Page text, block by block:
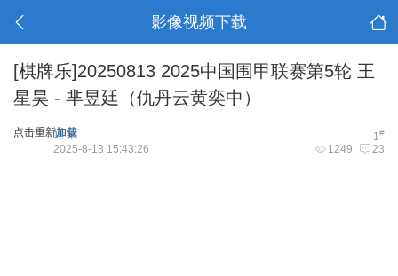
影像视频下载
[棋牌乐]20250813 2025中国围甲联赛第5轮 王
星昊 - 芈昱廷（仇丹云黄奕中）
点击重新加载 1#
道策
1249 23
2025-8-13 15:43:26